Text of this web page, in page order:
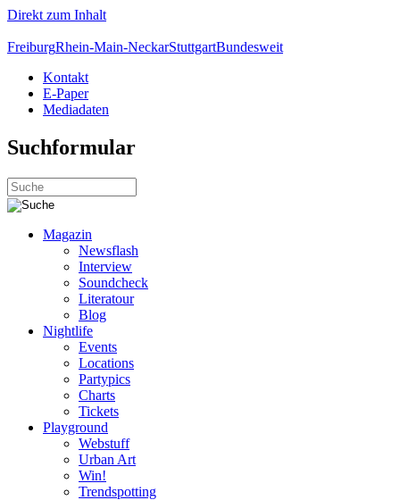
Direkt zum Inhalt
FreiburgRhein-Main-NeckarStuttgartBundesweit
Kontakt
E-Paper
Mediadaten
Suchformular
Magazin
Newsflash
Interview
Soundcheck
Literatour
Blog
Nightlife
Events
Locations
Partypics
Charts
Tickets
Playground
Webstuff
Urban Art
Win!
Trendspotting